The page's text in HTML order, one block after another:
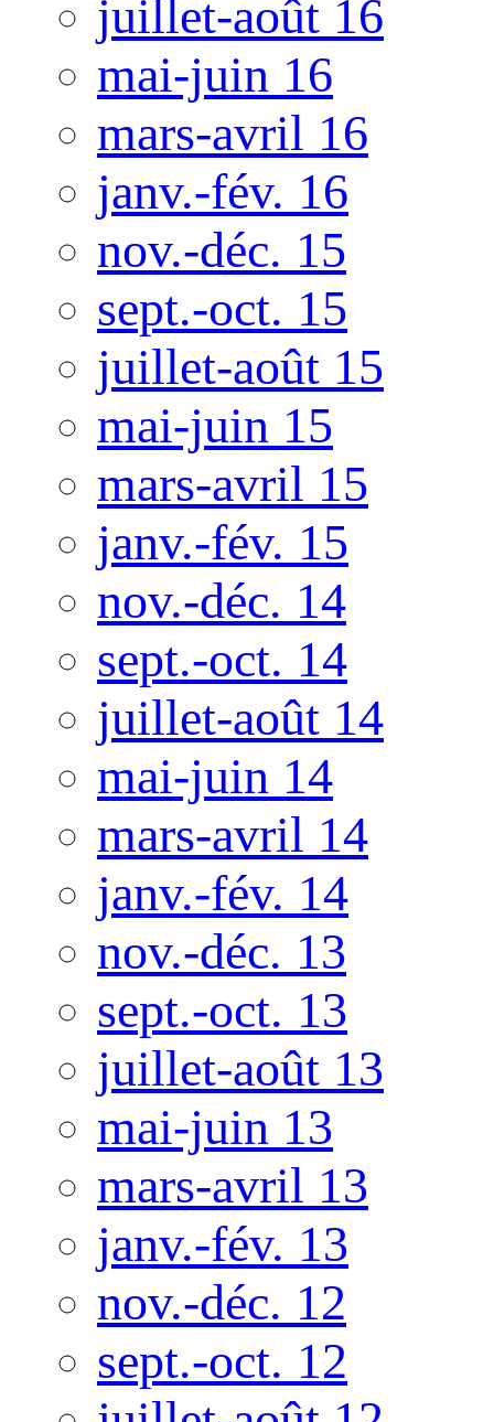
juillet-août 16
mai-juin 16
mars-avril 16
janv.-fév. 16
nov.-déc. 15
sept.-oct. 15
juillet-août 15
mai-juin 15
mars-avril 15
janv.-fév. 15
nov.-déc. 14
sept.-oct. 14
juillet-août 14
mai-juin 14
mars-avril 14
janv.-fév. 14
nov.-déc. 13
sept.-oct. 13
juillet-août 13
mai-juin 13
mars-avril 13
janv.-fév. 13
nov.-déc. 12
sept.-oct. 12